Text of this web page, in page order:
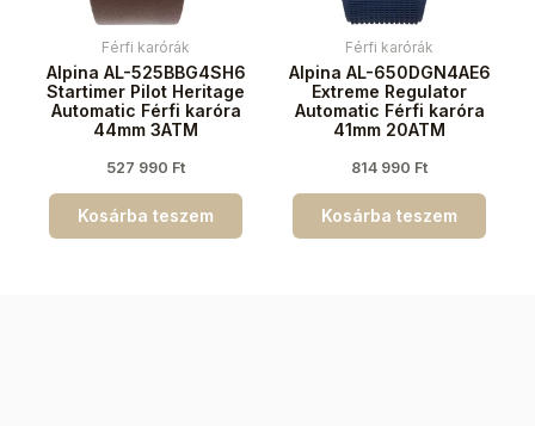
Férfi karórák
Alpina AL-525BBG4SH6
Startimer Pilot Heritage
Automatic Férfi karóra
44mm 3ATM
527 990 Ft
Kosárba teszem
Férfi karórák
Alpina AL-650DGN4AE6
Extreme Regulator
Automatic Férfi karóra
41mm 20ATM
814 990 Ft
Kosárba teszem